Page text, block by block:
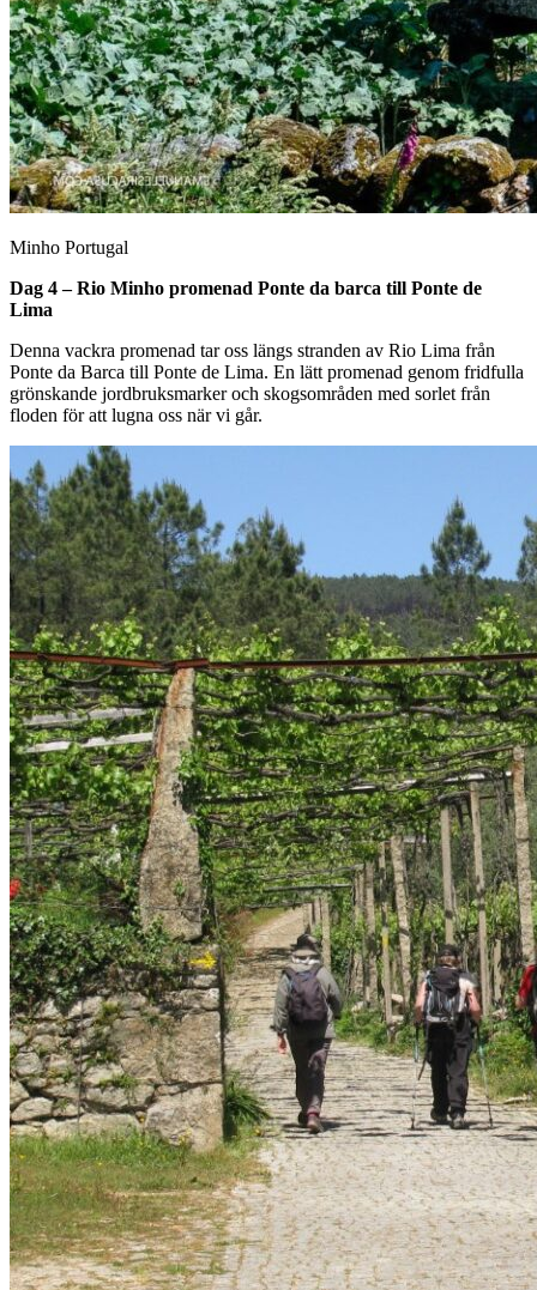
Minho Portugal
Dag 4 – Rio Minho promenad Ponte da barca till Ponte de
Lima
Denna vackra promenad tar oss längs stranden av Rio Lima från
Ponte da Barca till Ponte de Lima. En lätt promenad genom fridfulla
grönskande jordbruksmarker och skogsområden med sorlet från
floden för att lugna oss när vi går.